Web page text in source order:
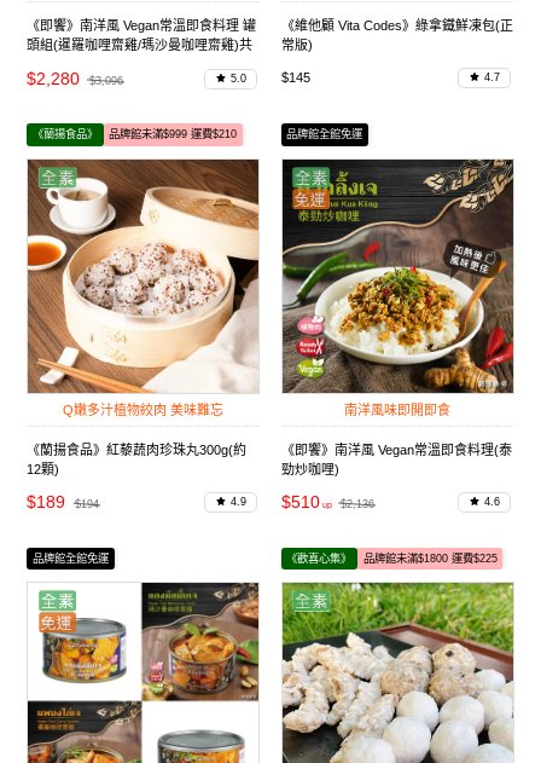
《即饗》南洋風 Vegan常溫即食料理 罐
頭組(暹羅咖哩齋雞/瑪沙曼咖哩齋雞)共
$2,280 $3,096 5.0
《維他顧 Vita Codes》綠拿鐵鮮凍包(正
常版)
$145 4.7
《蘭揚食品》 品牌館未滿$999 運費$210
Q嫩多汁植物絞肉 美味難忘
《蘭揚食品》紅藜蔬肉珍珠丸300g(約
12顆)
$189 $194 4.9
品牌館全館免運
南洋風味即開即食
《即饗》南洋風 Vegan常溫即食料理(泰
勁炒咖哩)
$510 $2,136 4.6
品牌館全館免運 《歡喜心集》 品牌館未滿$1800 運費$225